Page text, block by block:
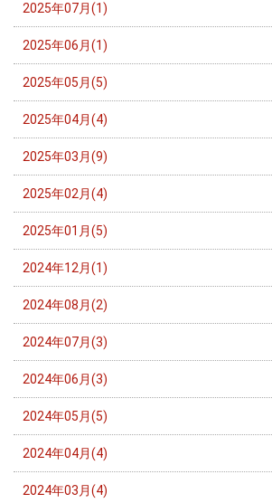
2025年07月(1)
2025年06月(1)
2025年05月(5)
2025年04月(4)
2025年03月(9)
2025年02月(4)
2025年01月(5)
2024年12月(1)
2024年08月(2)
2024年07月(3)
2024年06月(3)
2024年05月(5)
2024年04月(4)
2024年03月(4)